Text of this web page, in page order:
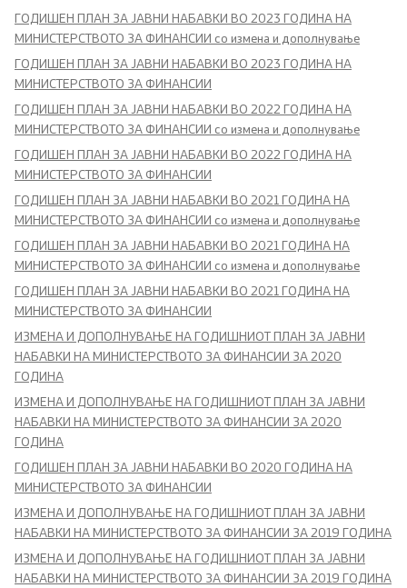
Економска политика и развој
Даноци и царини
Финансиски систем
Централна хармонизација на системот на
внатрешна финансиска контрола во јавниот
сектор
Стратешко планирање
Академија за јавни финансии
Финансиска едукација
Избори
Финансиска инспекција во јавниот сектор
Клучни сегменти
Статистика
Реформи
ГОДИШЕН ПЛАН ЗА ЈАВНИ НАБАВКИ ВО 2023 ГОДИНА НА
МИНИСТЕРСТВОТО ЗА ФИНАНСИИ со измена и дополнување
ГОДИШЕН ПЛАН ЗА ЈАВНИ НАБАВКИ ВО 2023 ГОДИНА НА
МИНИСТЕРСТВОТО ЗА ФИНАНСИИ
ГОДИШЕН ПЛАН ЗА ЈАВНИ НАБАВКИ ВО 2022 ГОДИНА НА
МИНИСТЕРСТВОТО ЗА ФИНАНСИИ со измена и дополнување
ГОДИШЕН ПЛАН ЗА ЈАВНИ НАБАВКИ ВО 2022 ГОДИНА НА
МИНИСТЕРСТВОТО ЗА ФИНАНСИИ
ГОДИШЕН ПЛАН ЗА ЈАВНИ НАБАВКИ ВО 2021 ГОДИНА НА
МИНИСТЕРСТВОТО ЗА ФИНАНСИИ со измена и дополнување
ГОДИШЕН ПЛАН ЗА ЈАВНИ НАБАВКИ ВО 2021 ГОДИНА НА
МИНИСТЕРСТВОТО ЗА ФИНАНСИИ со измена и дополнување
ГОДИШЕН ПЛАН ЗА ЈАВНИ НАБАВКИ ВО 2021 ГОДИНА НА
МИНИСТЕРСТВОТО ЗА ФИНАНСИИ
ИЗМЕНА И ДОПОЛНУВАЊЕ НА ГОДИШНИОТ ПЛАН ЗА ЈАВНИ
НАБАВКИ НА МИНИСТЕРСТВОТО ЗА ФИНАНСИИ ЗА 2020
ГОДИНА
ИЗМЕНА И ДОПОЛНУВАЊЕ НА ГОДИШНИОТ ПЛАН ЗА ЈАВНИ
НАБАВКИ НА МИНИСТЕРСТВОТО ЗА ФИНАНСИИ ЗА 2020
ГОДИНА
ГОДИШЕН ПЛАН ЗА ЈАВНИ НАБАВКИ ВО 2020 ГОДИНА НА
МИНИСТЕРСТВОТО ЗА ФИНАНСИИ
ИЗМЕНА И ДОПОЛНУВАЊЕ НА ГОДИШНИОТ ПЛАН ЗА ЈАВНИ
НАБАВКИ НА МИНИСТЕРСТВОТО ЗА ФИНАНСИИ ЗА 2019 ГОДИНА
ИЗМЕНА И ДОПОЛНУВАЊЕ НА ГОДИШНИОТ ПЛАН ЗА ЈАВНИ
НАБАВКИ НА МИНИСТЕРСТВОТО ЗА ФИНАНСИИ ЗА 2019 ГОДИНА